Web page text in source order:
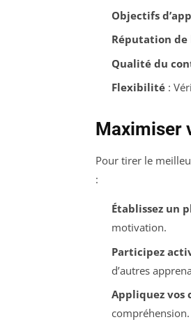
Objectifs
Réputation
Qualité du
Flexibilité:
Maximiser
Pour tirer le
:
Établissez un
motivation.
Participez
d’autres
Appliquez vos
compréhension.